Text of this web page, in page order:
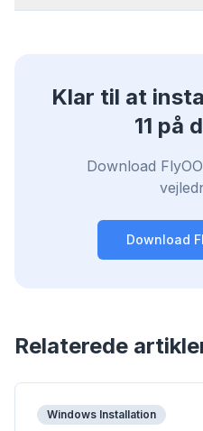
Klar til at
11 på
Download
Download
Relaterede
Windows Installation
Smart prefetch
times across every
Stops the AI
trackers that slow
Works with any
Chrome, Edge,